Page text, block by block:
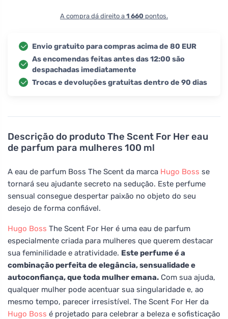
Descrição do produto The Scent For Her eau
de parfum para mulheres 100 ml
A eau de parfum Boss The Scent da marca Hugo Boss se
tornará seu ajudante secreto na sedução. Este perfume
sensual consegue despertar paixão no objeto do seu
desejo de forma confiável.
Hugo Boss The Scent For Her é uma eau de parfum
especialmente criada para mulheres que querem destacar
sua feminilidade e atratividade. Este perfume é a
combinação perfeita de elegância, sensualidade e
autoconfiança, que toda mulher emana. Com sua ajuda,
qualquer mulher pode acentuar sua singularidade e, ao
mesmo tempo, parecer irresistível. The Scent For Her da
Hugo Boss é projetado para celebrar a beleza e sofisticação
A compra dá direito a 1 660 pontos.
Envio gratuito para compras acima de 80 EUR
As encomendas feitas antes das 12:00 são
despachadas imediatamente
Trocas e devoluções gratuitas dentro de 90 dias